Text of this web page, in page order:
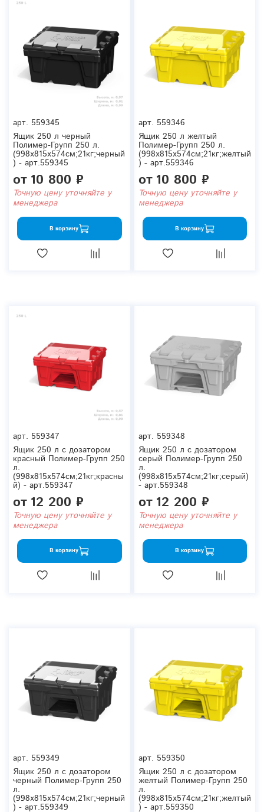
арт. 559345
Ящик 250 л черный
Полимер-Групп 250 л.
(998x815x574см;21кг;черный
) - арт.559345
от 10 800 ₽
Точную цену уточняйте у
менеджера
В корзину
арт. 559346
Ящик 250 л желтый
Полимер-Групп 250 л.
(998x815x574см;21кг;желтый
) - арт.559346
от 10 800 ₽
Точную цену уточняйте у
менеджера
В корзину
арт. 559347
Ящик 250 л с дозатором
красный Полимер-Групп 250
л.
(998x815x574см;21кг;красны
й) - арт.559347
от 12 200 ₽
Точную цену уточняйте у
менеджера
В корзину
арт. 559348
Ящик 250 л с дозатором
серый Полимер-Групп 250
л.
(998x815x574см;21кг;серый)
- арт.559348
от 12 200 ₽
Точную цену уточняйте у
менеджера
В корзину
арт. 559349
Ящик 250 л с дозатором
черный Полимер-Групп 250
л.
(998x815x574см;21кг;черный
) - арт.559349
арт. 559350
Ящик 250 л с дозатором
желтый Полимер-Групп 250
л.
(998x815x574см;21кг;желтый
) - арт.559350